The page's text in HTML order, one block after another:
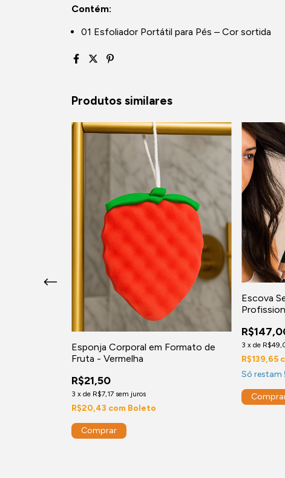
Contém:
01 Esfoliador Portátil para Pés – Cor sortida
Produtos similares
Esponja Corporal em Formato de
Fruta - Vermelha
R$21,50
3 x de R$7,17 sem juros
R$20,43 com Boleto
Escova
3 x de
R$139,65
Só restam